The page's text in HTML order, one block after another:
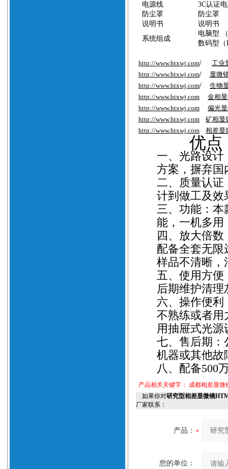
电源线
3C认证
防尘罩
防尘罩
说明书
说明书
系统组成
电脑型
数码型（
http://www.htxwj.com/
工业
http://www.htxwj.com/
显微
http://www.htxwj.com/
生物
http://www.htxwj.com
金相
http://www.htxwj.com
偏光
http://www.htxwj.com
矿相显
http://www.htxwj.com
相差显
优点
一、光路设计
方案，摒弃
二、 质量认证
计到做工及效
三、功能：本
能，一机多用
四、 放大倍数
配备全套无
样品不清晰，
五、使用方便
后期维护清
六、操作便利
不熟练或者用
用抽屉式光源
七、售后期：
机器或其他故
八、 配备500
产品相关关键字： 成都相差显微
如果你对研究型相差显微镜
厂家联系：
产品：
您的单位：